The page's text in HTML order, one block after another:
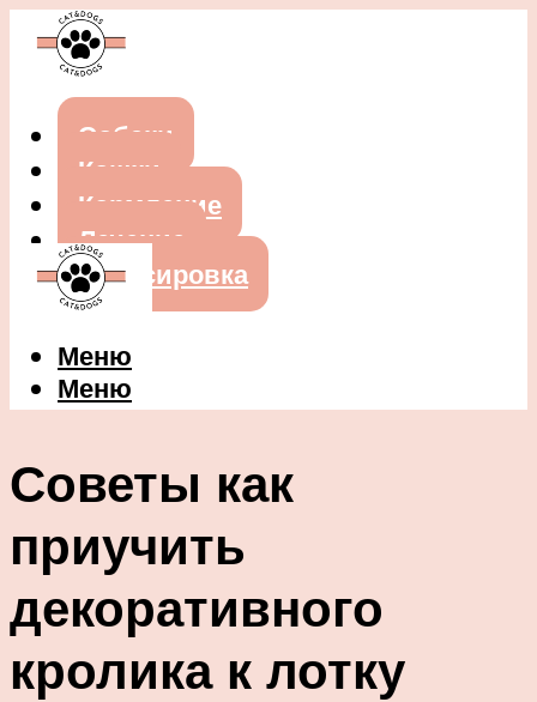
Собаки
Кошки
Кормление
Лечение
Дрессировка
Меню
Меню
Советы как
приучить
декоративного
кролика к лотку